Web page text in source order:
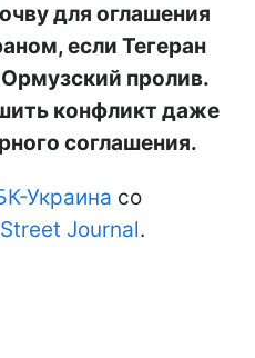
для оглашения
если Тегеран
пролив.
конфликт даже
соглашения.
Украина со
Journal.